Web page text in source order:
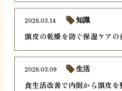
頭皮の乾燥を防ぐ保湿ケアの
2026.03.14 知識
食生活改善で内側から頭皮を
2026.03.09 生活